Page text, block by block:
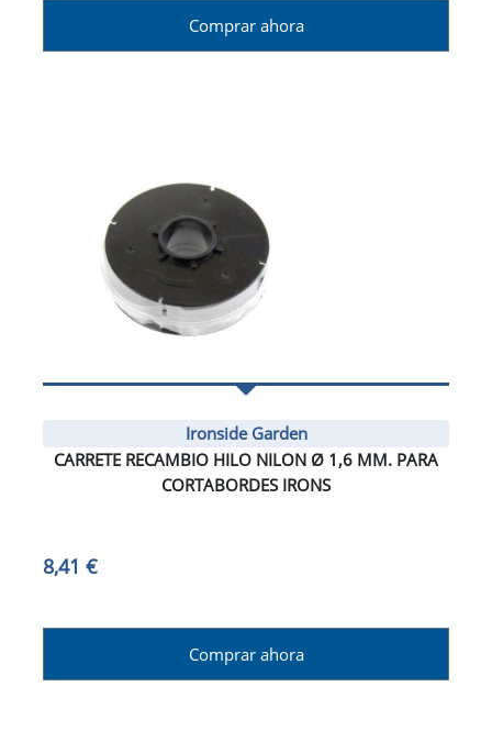
Comprar ahora
Ironside Garden
CARRETE RECAMBIO HILO NILON Ø 1,6 MM. PARA
CORTABORDES IRONS
8,41 €
Comprar ahora